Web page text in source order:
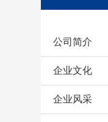
公司简介
企业文化
企业风采